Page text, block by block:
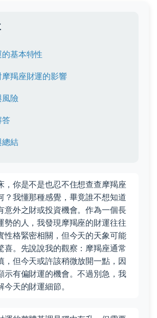
基本特性
羯座財運的影響
險
答
總結
，你是不是也忍不住想查查摩羯座
？我懂那種感覺，畢竟誰不想知道
意外之財或投資機會。作為一個長
勢的人，我發現摩羯座的財運往往
性格緊密相關，但今天的天象可能
喜。先說說我的觀察：摩羯座通常
，但今天或許該稍微放開一點，因
示有偏財運的機會。不過別急，我
天的財運細節。